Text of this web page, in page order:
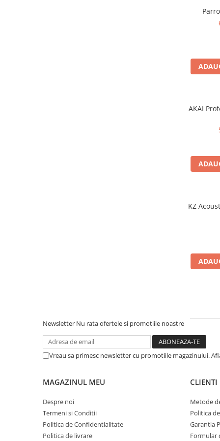
Sintetizatoare
Standuri si stative de monitoare
Subwoofere de studio
Cabluri de Alimentare
Case-uri de lumini
AKAI
KZ
Newsletter Nu rata ofertele si promotiile noastre
Vreau sa primesc newsletter cu promotiile magazinului.
MAGAZINUL MEU
Despre noi
Termeni si Conditii
Politica de Confidentialitate
Politica de livrare
CLIENTI
Metode
Politica
Garantia
Formular